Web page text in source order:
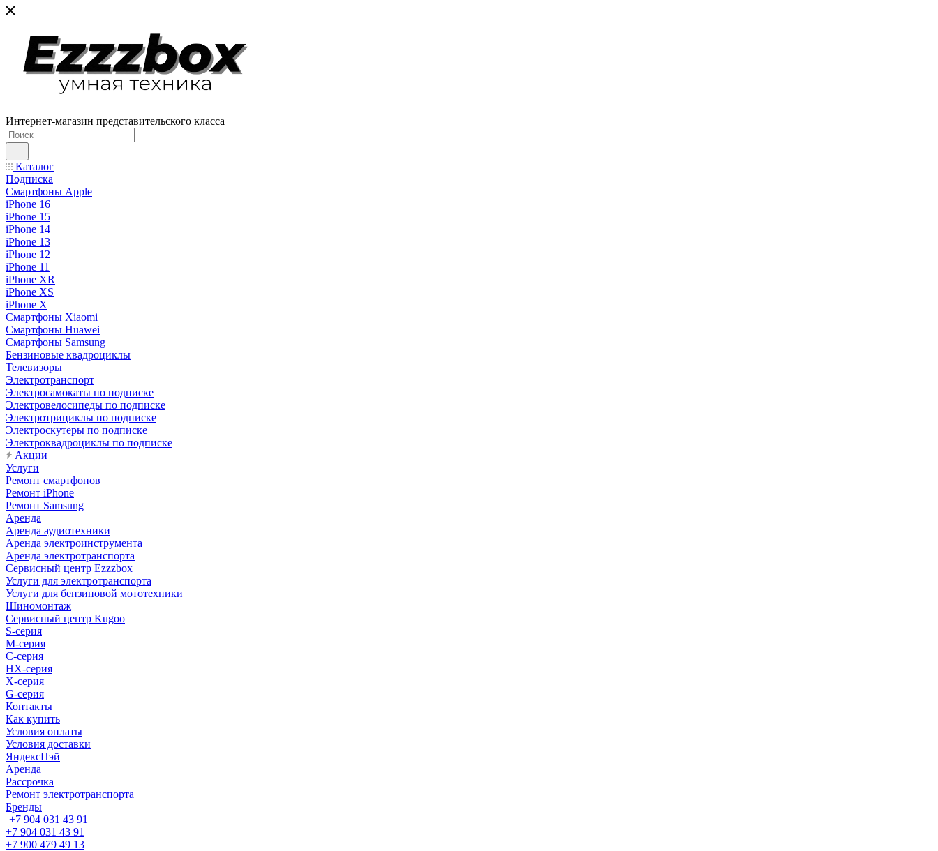
Интернет-магазин представительского класса
Каталог
Подписка
Смартфоны Apple
iPhone 16
iPhone 15
iPhone 14
iPhone 13
iPhone 12
iPhone 11
iPhone XR
iPhone XS
iPhone X
Смартфоны Xiaomi
Смартфоны Huawei
Смартфоны Samsung
Бензиновые квадроциклы
Телевизоры
Электротранспорт
Электросамокаты по подписке
Электровелосипеды по подписке
Электротрициклы по подписке
Электроскутеры по подписке
Электроквадроциклы по подписке
Акции
Услуги
Ремонт смартфонов
Ремонт iPhone
Ремонт Samsung
Аренда
Аренда аудиотехники
Аренда электроинструмента
Аренда электротранспорта
Сервисный центр Ezzzbox
Услуги для электротранспорта
Услуги для бензиновой мототехники
Шиномонтаж
Сервисный центр Kugoo
S-cерия
M-серия
С-серия
HX-серия
X-серия
G-серия
Контакты
Как купить
Условия оплаты
Условия доставки
ЯндексПэй
Аренда
Рассрочка
Ремонт электротранспорта
Бренды
+7 904 031 43 91
+7 904 031 43 91
+7 900 479 49 13